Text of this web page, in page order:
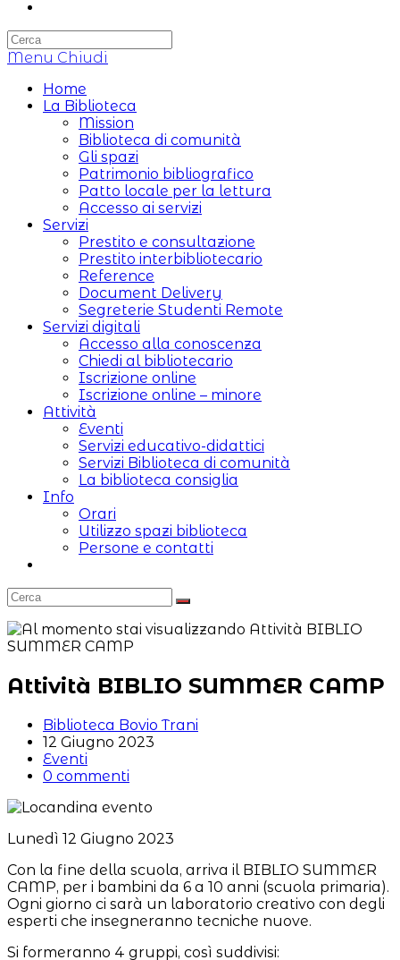
sul
web
Menu Chiudi
Home
La Biblioteca
Mission
Biblioteca di comunità
Gli spazi
Patrimonio bibliografico
Patto locale per la lettura
Accesso ai servizi
Servizi
Prestito e consultazione
Prestito interbibliotecario
Reference
Document Delivery
Segreterie Studenti Remote
Servizi digitali
Accesso alla conoscenza
Chiedi al bibliotecario
Iscrizione online
Iscrizione online – minore
Attività
Eventi
Servizi educativo-didattici
Servizi Biblioteca di comunità
La biblioteca consiglia
Info
Orari
Utilizzo spazi biblioteca
Persone e contatti
sito
web
Attività BIBLIO SUMMER CAMP
Autore
dell'articolo:
Biblioteca Bovio Trani
Articolo
pubblicato:
12 Giugno 2023
Categoria
dell'articolo:
Eventi
Commenti
0 commenti
Lunedì 12 Giugno 2023
Con la fine della scuola, arriva il BIBLIO SUMMER
CAMP, per i bambini da 6 a 10 anni (scuola primaria).
Ogni giorno ci sarà un laboratorio creativo con degli
esperti che insegneranno tecniche nuove.
Si formeranno 4 gruppi, così suddivisi: